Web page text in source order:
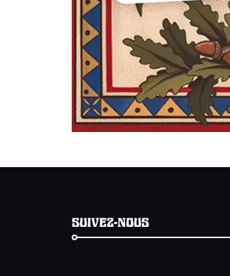
SUIVEZ-NOUS